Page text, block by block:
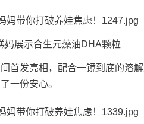
展示合生元藻油DHA颗粒
发亮相，配合一镜到底的溶解
一份安心。